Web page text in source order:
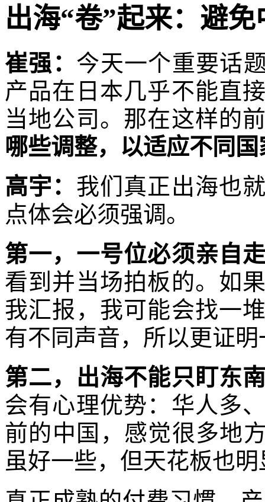
出海“卷”起来：避
崔强： 今天一个重要话
产品在日本几乎不能直
当地公司。那在这样的
哪些调整，以适应不同
高宇： 我们真正出海也
点体会必须强调。
第一，一号位必须亲自
看到并当场拍板的。如
我汇报，我可能会找一
有不同声音，所以更证
第二，出海不能只盯东
会有心理优势：华人多
前的中国，感觉很多地
虽好一些，但天花板也明